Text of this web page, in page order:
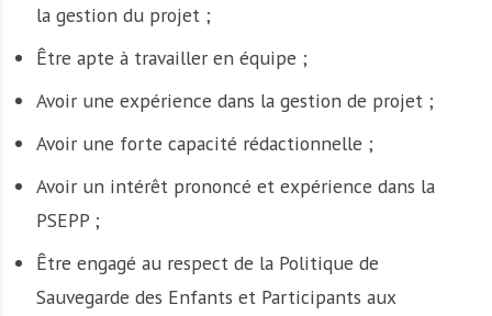
la gestion du projet ;
Être apte à travailler en équipe ;
Avoir une expérience dans la gestion de projet ;
Avoir une forte capacité rédactionnelle ;
Avoir un intérêt prononcé et expérience dans la
PSEPP ;
Être engagé au respect de la Politique de
Sauvegarde des Enfants et Participants aux